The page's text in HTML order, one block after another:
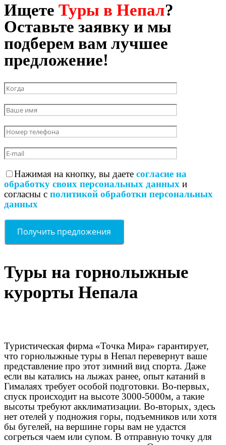
Ищете Туры в Непал?
Оставьте заявку и мы
подберем вам лучшее
предложение!
Нажимая на кнопку, вы даете согласие на
обработку своих персональных данных и
согласны с политикой обработки персональных
данных
Туры на горнолыжные
курорты Непала
Туристическая фирма «Точка Мира» гарантирует,
что горнолыжные туры в Непал перевернут ваше
представление про этот зимний вид спорта. Даже
если вы катались на лыжах ранее, опыт катаний в
Гималаях требует особой подготовки. Во-первых,
спуск происходит на высоте 3000-5000м, а такие
высоты требуют акклиматизации. Во-вторых, здесь
нет отелей у подножия горы, подъемников или хотя
бы бугелей, на вершине горы вам не удастся
согреться чаем или супом. В отправную точку для